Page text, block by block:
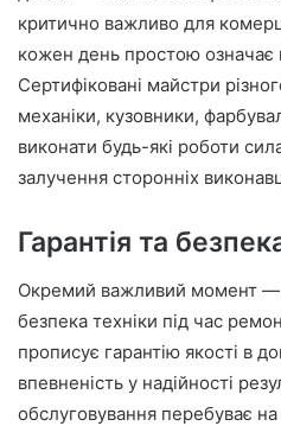
критично важливо для
кожен день простою означає
Сертифіковані майстри
механіки, кузовники,
виконати будь-які роботи
залучення сторонніх
Гарантія та
Окремий важливий момент —
безпека техніки під час
прописує гарантію якості в
впевненість у надійності
обслуговування перебуває